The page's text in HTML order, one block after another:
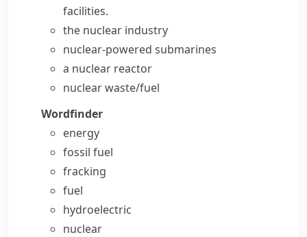
facilities.
the nuclear industry
nuclear-powered submarines
a nuclear reactor
nuclear waste/fuel
Wordfinder
energy
fossil fuel
fracking
fuel
hydroelectric
nuclear